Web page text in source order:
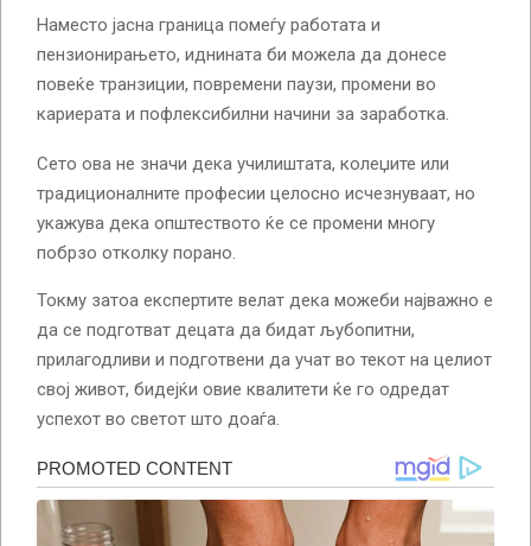
Наместо јасна граница помеѓу работата и
пензионирањето, иднината би можела да донесе
повеќе транзиции, повремени паузи, промени во
кариерата и пофлексибилни начини за заработка.
Сето ова не значи дека училиштата, колеџите или
традиционалните професии целосно исчезнуваат, но
укажува дека општеството ќе се промени многу
побрзо отколку порано.
Токму затоа експертите велат дека можеби најважно е
да се подготват децата да бидат љубопитни,
прилагодливи и подготвени да учат во текот на целиот
свој живот, бидејќи овие квалитети ќе го одредат
успехот во светот што доаѓа.